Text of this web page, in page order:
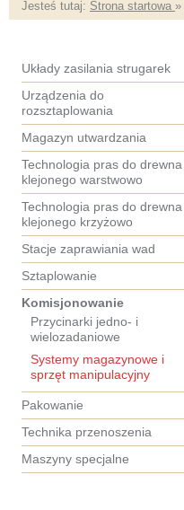
Jesteś tutaj: Strona startowa »
Układy zasilania strugarek
Urządzenia do
rozsztaplowania
Magazyn utwardzania
Technologia pras do drewna
klejonego warstwowo
Technologia pras do drewna
klejonego krzyżowo
Stacje zaprawiania wad
Sztaplowanie
Komisjonowanie
Przycinarki jedno- i
wielozadaniowe
Systemy magazynowe i
sprzęt manipulacyjny
Pakowanie
Technika przenoszenia
Maszyny specjalne